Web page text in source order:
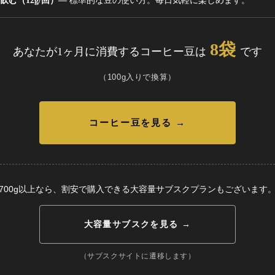
あなたが1ヶ月に消費するコーヒー豆は 8袋 です
（100g入りで換算）
コーヒー豆を見る →
以上なら、割安で購入できる大容量サブスクプランもございます
大容量サブスクを見る →
（サブスクサイトに遷移します）